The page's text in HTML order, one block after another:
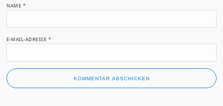
NAME *
E-MAIL-ADRESSE *